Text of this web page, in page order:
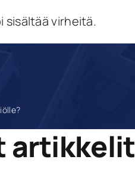
sisältää virheitä.
artikkelit